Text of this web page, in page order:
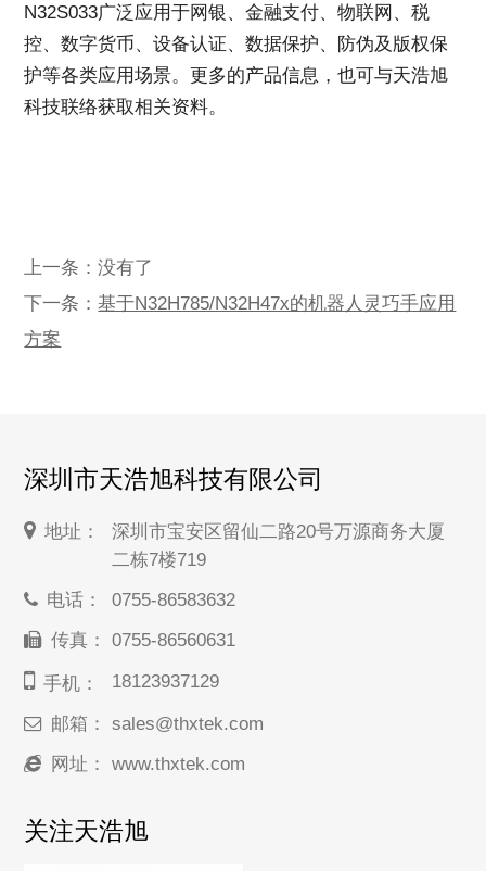
N32S033广泛应用于网银、金融支付、物联网、税
控、数字货币、设备认证、数据保护、防伪及版权保
护等各类应用场景。更多的产品信息，也可与天浩旭
科技联络获取相关资料。
上一条：没有了
下一条：基于N32H785/N32H47x的机器人灵巧手应用
方案
深圳市天浩旭科技有限公司
地址：
深圳市宝安区留仙二路20号万源商务大厦
二栋7楼719
电话： 0755-86583632
传真： 0755-86560631
手机： 18123937129
邮箱： sales@thxtek.com
网址： www.thxtek.com
关注天浩旭